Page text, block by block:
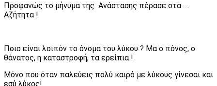
Προφανώς το μήνυμα της Ανάστασης πέρασε στα ….
Αζήτητα !
Ποιο είναι λοιπόν το όνομα του λύκου ? Μα ο πόνος, ο
θάνατος, η καταστροφή, τα ερείπια !
Μόνο που όταν παλεύεις πολύ καιρό με λύκους γίνεσαι και
εσύ λύκος!